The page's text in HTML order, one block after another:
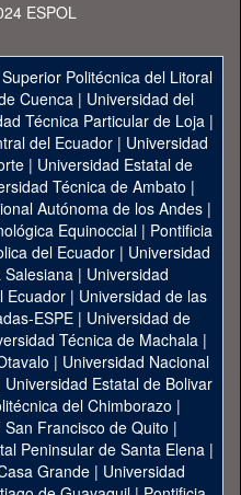
ESPOL
Politécnica del Litoral
Cuenca| Universidad del
Técnica Particular de Loja|
del Ecuador| Universidad
| Universidad Estatal de
Técnica de Ambato |
Autónoma de los Andes|
Equinoccial| Pontificia
del Ecuador | Universidad
Salesiana | Universidad
Ecuador | Universidad de las
ESPE | Universidad de
Técnica de Machala|
| Universidad Nacional
Universidad Estatal de Bolivar
del Chimborazo |
San Francisco de Quito |
Peninsular de Santa Elena|
Grande | Universidad